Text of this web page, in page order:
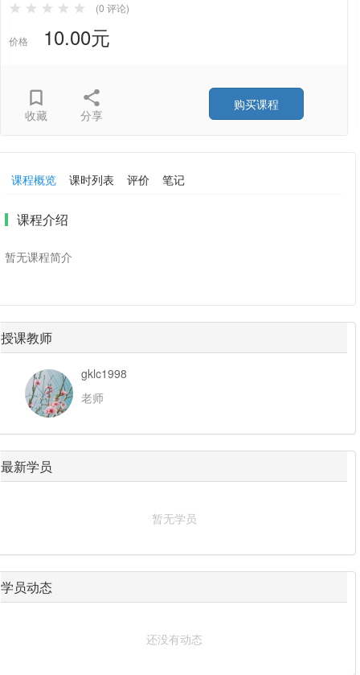
(0 评论)
价格 10.00元
收藏 分享
购买课程
课程概览 课时列表 评价 笔记
课程介绍
暂无课程简介
授课教师
gklc1998
老师
最新学员
暂无学员
学员动态
还没有动态